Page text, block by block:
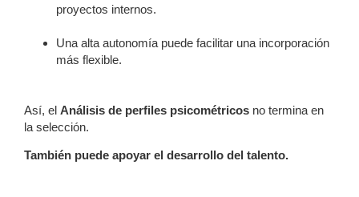
proyectos internos.
Una alta autonomía puede facilitar una incorporación
más flexible.
Así, el Análisis de perfiles psicométricos no termina en
la selección.
También puede apoyar el desarrollo del talento.